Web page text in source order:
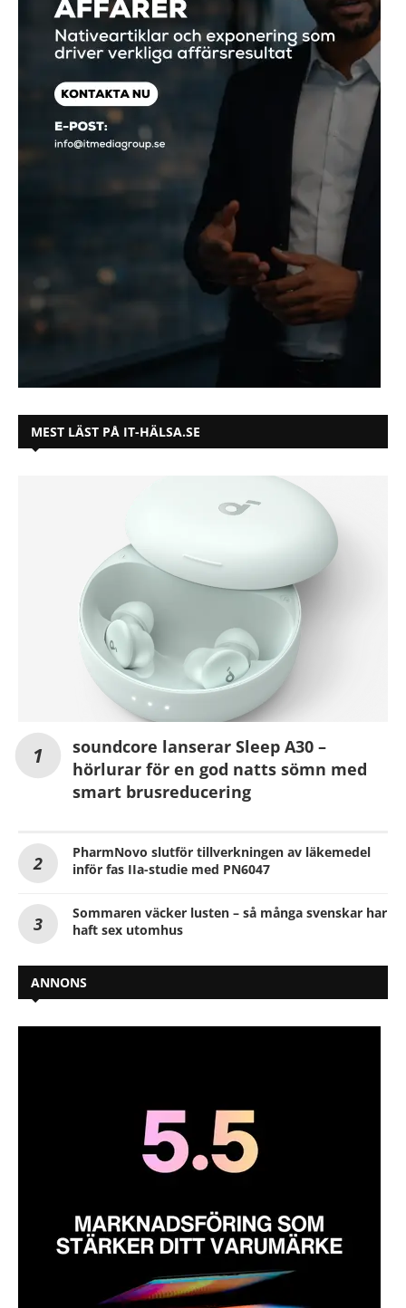
MEST LÄST PÅ IT-HÄLSA.SE
soundcore lanserar Sleep A30 –
hörlurar för en god natts sömn med
smart brusreducering
PharmNovo slutför tillverkningen av läkemedel
inför fas IIa-studie med PN6047
Sommaren väcker lusten – så många svenskar har
haft sex utomhus
ANNONS